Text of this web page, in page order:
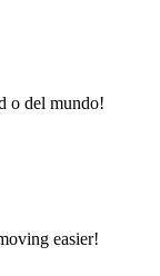
o del mundo!
easier!